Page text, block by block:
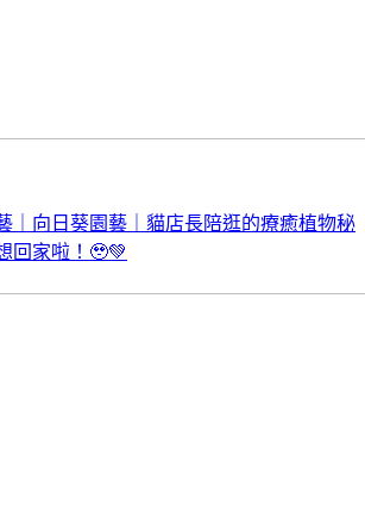
｜向日葵園藝｜貓店長陪逛的療癒植物秘
回家啦！🥹💚